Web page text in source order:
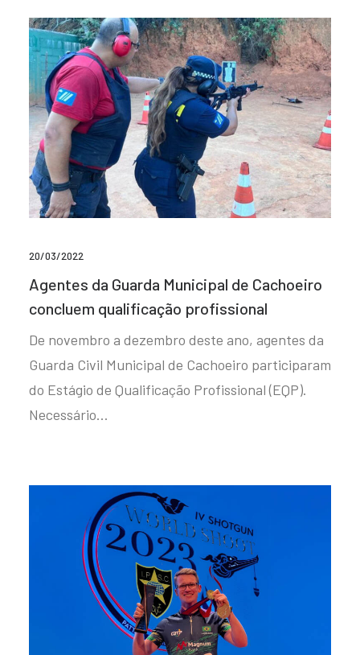
20/03/2022
Agentes da Guarda Municipal de Cachoeiro
concluem qualificação profissional
De novembro a dezembro deste ano, agentes da
Guarda Civil Municipal de Cachoeiro participaram
do Estágio de Qualificação Profissional (EQP).
Necessário…